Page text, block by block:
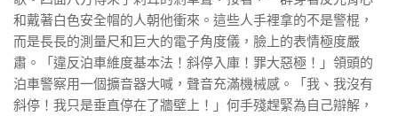
和戴著白色安全帽的人朝他衝來。這些人手裡拿的不是警棍，
而是長長的測量尺和巨大的電子角度儀，臉上的表情極度嚴
肅。「違反泊車維度基本法！斜停入庫！罪大惡極！」領頭的
泊車警察用一個擴音器大喊，聲音充滿機械感。「我、我沒有
斜停！我只是垂直停在了牆壁上！」何手殘趕緊為自己辯解，